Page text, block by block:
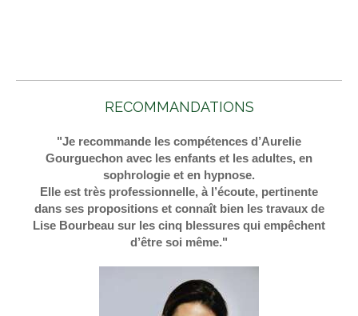
RECOMMANDATIONS
"Je recommande les compétences d’Aurelie
Gourguechon avec les enfants et les adultes, en
sophrologie et en hypnose.
Elle est très professionnelle, à l’écoute, pertinente
dans ses propositions et connaît bien les travaux de
Lise Bourbeau sur les cinq blessures qui empêchent
d’être soi même."